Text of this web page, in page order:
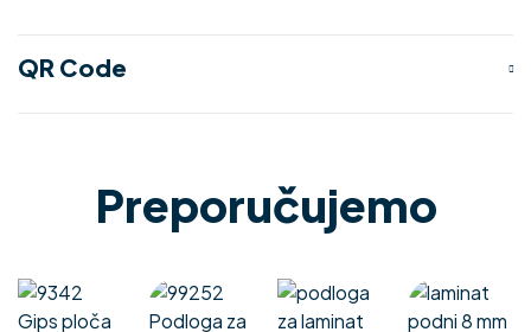
QR Code
Preporučujemo